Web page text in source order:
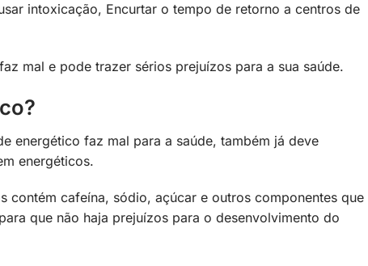
intoxicação, Encurtar o tempo de retorno a centros de
mal e pode trazer sérios prejuízos para a sua saúde.
energético faz mal para a saúde, também já deve
energéticos.
contém cafeína, sódio, açúcar e outros componentes que
que não haja prejuízos para o desenvolvimento do